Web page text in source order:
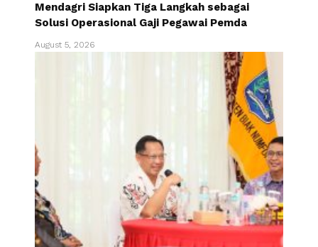
Mendagri Siapkan Tiga Langkah sebagai
Solusi Operasional Gaji Pegawai Pemda
August 5, 2026